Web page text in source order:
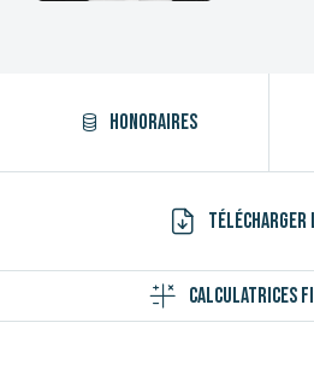
Honoraires
Télécharger
Calculatrices